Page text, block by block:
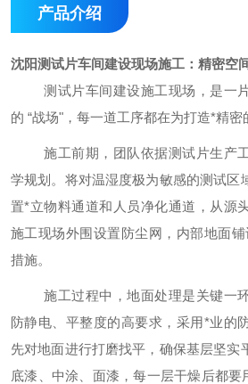
产品介绍
沈阳测试片车间建设现场施工 ：精密空
测试片车间建设施工现场，是一
的 “战场"，每一道工序都在为打造*精密
施工前期，团队依据测试片生产
学规划。将对温湿度极为敏感的测试区
置*立物料通道和人员净化通道，从源
施工现场外围设置防尘网，内部地面
措施。
施工过程中，地面处理是关键一
防静电、平整度的高要求，采用*业的
先对地面进行打磨找平，确保基层坚实
底漆、中涂、面漆，每一层干燥后都要